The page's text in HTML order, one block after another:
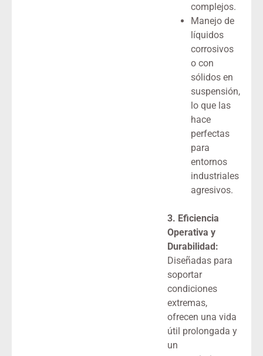
complejos.
Manejo de
líquidos
corrosivos
o con
sólidos en
suspensión,
lo que las
hace
perfectas
para
entornos
industriales
agresivos.
3. Eficiencia
Operativa y
Durabilidad:
Diseñadas para
soportar
condiciones
extremas,
ofrecen una vida
útil prolongada y
un